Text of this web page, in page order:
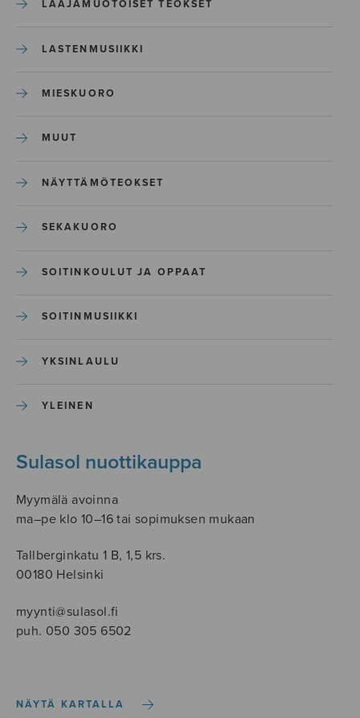
LAAJAMUOTOISET TEOKSET
LASTENMUSIIKKI
MIESKUORO
MUUT
NÄYTTÄMÖTEOKSET
SEKAKUORO
SOITINKOULUT JA OPPAAT
SOITINMUSIIKKI
YKSINLAULU
YLEINEN
Sulasol nuottikauppa
Myymälä avoinna
ma–pe klo 10–16 tai sopimuksen mukaan
Tallberginkatu 1 B, 1,5 krs.
00180 Helsinki
myynti@sulasol.fi
puh. 050 305 6502
NÄYTÄ KARTALLA